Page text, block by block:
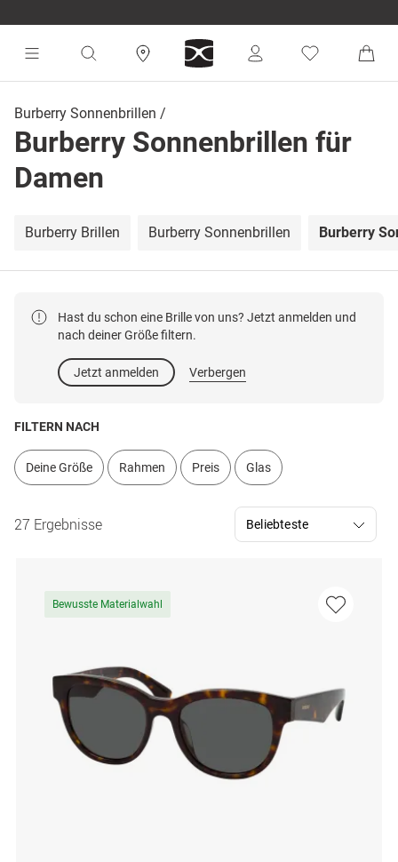
Burberry Sonnenbrillen
Burberry Sonnenbrillen für
Damen
Burberry Brillen Burberry Sonnenbrillen Burberry
Hast du schon eine Brille von uns? Jetzt anmelden und
nach deiner Größe filtern.
Jetzt anmelden Verbergen
FILTERN NACH
Deine Größe Rahmen Preis Glas
27 Ergebnisse
Bewusste Materialwahl